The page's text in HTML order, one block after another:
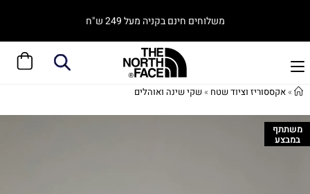
משלוחים חינם בקניה מעל 249 ש"ח
»אקססוריז וציוד שטח »שקי שינה ואוהלים
משתתף
במבצע